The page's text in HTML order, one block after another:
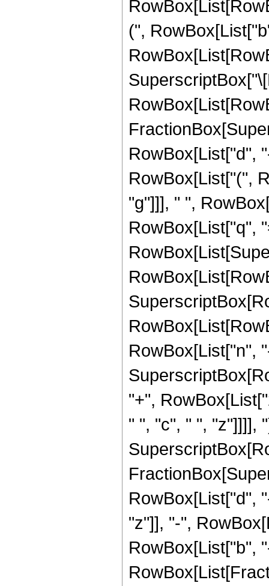
(",
RowBox[List["d",
RowBox[List["(",
"g"]]], " ",
RowBox[List["q",
RowBox[List["n",
"+",
" ", "c", " ", "z"]]]],
RowBox[List["d",
"z"]], "-",
RowBox[List["b",